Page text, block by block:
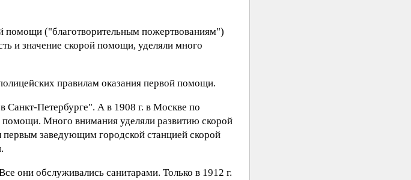
помощи ("благотворительным пожертвованиям")
и значение скорой помощи, уделяли много
правилам оказания первой помощи.
Санкт-Петербурге". А в 1908 г. в Москве по
помощи. Много внимания уделяли развитию скорой
заведующим городской станцией скорой
они обслуживались санитарами. Только в 1912 г.